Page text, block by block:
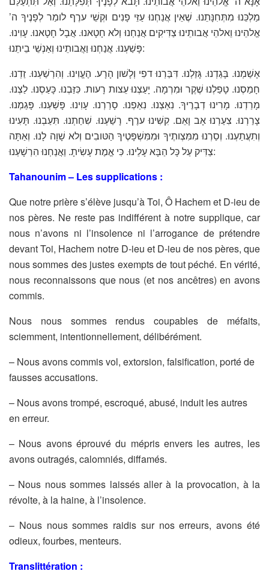
מַלְכֵּנוּ מִתְּחִנָּתֵנוּ. שֶׁאֵין אֲנַחְנוּ עַזֵּי פָנִים וּקְשֵׁי ערֶף לומַר לְפָנֶיךָ ה’
אֱלהֵינוּ וֵאלהֵי אֲבותֵינוּ צַדִּיקִים אֲנַחְנוּ וְלא חָטָאנוּ. אֲבָל חָטָאנוּ. עָוִינוּ.
פָּשַׁעְנוּ. אֲנַחְנוּ וַאֲבותֵינוּ וְאַנְשֵׁי בֵיתֵנוּ:
אָשַׁמְנוּ. בָּגַדְנוּ. גָּזַלְנוּ. דִּבַּרְנוּ דפִי וְלָשׁון הָרָע. הֶעֱוִינוּ. וְהִרְשַׁעְנוּ. זַדְנוּ.
חָמַסְנוּ. טָפַלְנוּ שֶׁקֶר וּמִרְמָה. יָעַצְנוּ עֵצות רָעות. כִּזַּבְנוּ. כָּעַסְנוּ. לַצְנוּ.
מָרַדְנוּ. מָרִינוּ דְבָרֶיךָ. נִאַצְנוּ. נִאַפְנוּ. סָרַרְנוּ. עָוִינוּ. פָּשַׁעְנוּ. פָּגַמְנוּ.
צָרַרְנוּ. צִעַרְנוּ אָב וָאֵם. קִשִּׁינוּ ערֶף. רָשַׁעְנוּ. שִׁחַתְנוּ. תִּעַבְנוּ. תָּעִינוּ
וְתִעֲתַעְנוּ. וְסַרְנוּ מִמִּצְותֶיךָ וּמִמִּשְׁפָּטֶיךָ הַטּובִים וְלא שָׁוָה לָנוּ. וְאַתָּה
צַדִּיק עַל כָּל הַבָּא עָלֵינוּ. כִּי אֱמֶת עָשִׂיתָ. וַאֲנַחְנוּ הִרְשָׁעְנוּ:
Tahanounim – Les supplications :
Que notre prière s’élève jusqu’à Toi, Ô Hachem et D-ieu de
nos pères. Ne reste pas indifférent à notre supplique, car
nous n’avons ni l’insolence ni l’arrogance de prétendre
devant Toi, Hachem notre D-ieu et D-ieu de nos pères, que
nous sommes des justes exempts de tout péché. En vérité,
nous reconnaissons que nous (et nos ancêtres) en avons
commis.
Nous nous sommes rendus coupables de méfaits,
sciemment, intentionnellement, délibérément.
– Nous avons commis vol, extorsion, falsification, porté de
fausses accusations.
– Nous avons trompé, escroqué, abusé, induit les autres
en erreur.
– Nous avons éprouvé du mépris envers les autres, les
avons outragés, calomniés, diffamés.
– Nous nous sommes laissés aller à la provocation, à la
révolte, à la haine, à l’insolence.
– Nous nous sommes raidis sur nos erreurs, avons été
odieux, fourbes, menteurs.
Translittération :